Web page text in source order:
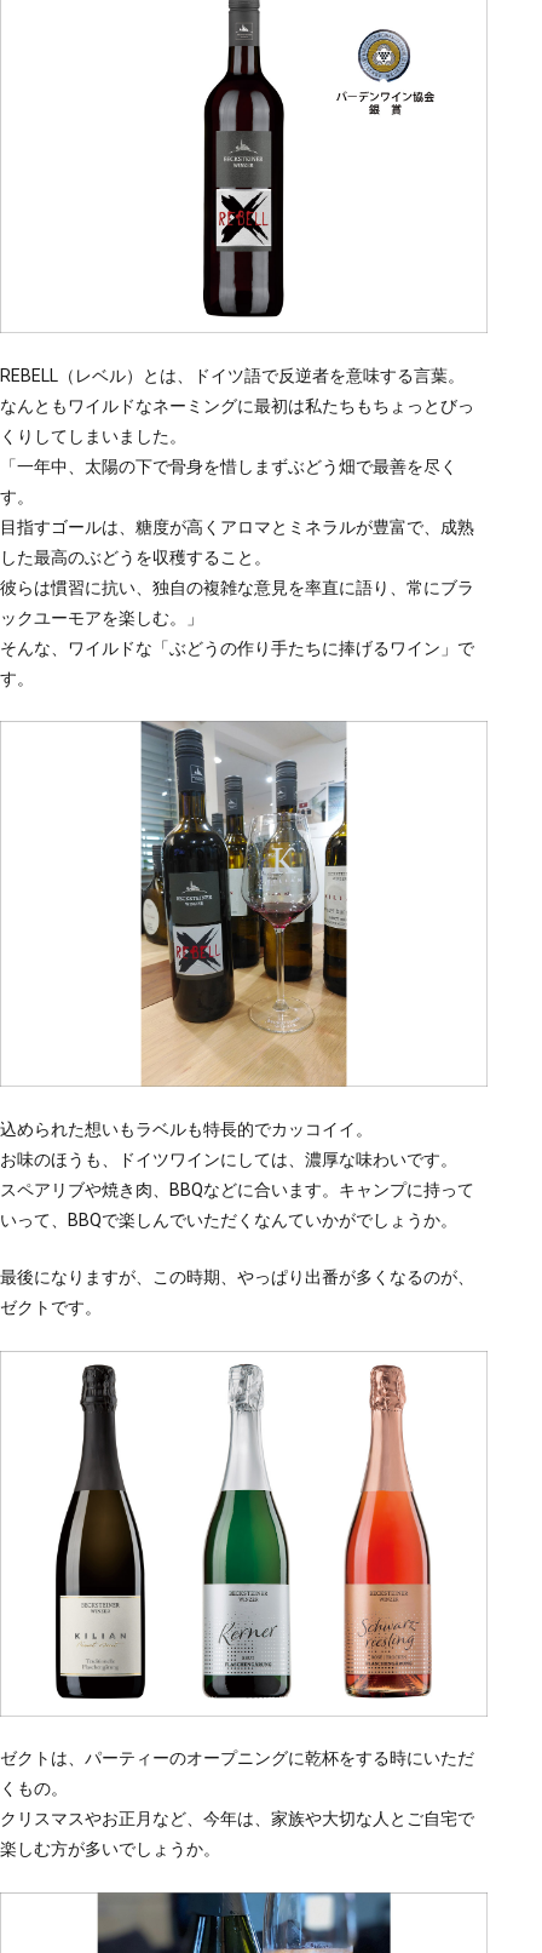
REBELL（レベル）とは、ドイツ語で反逆者を意味する言葉。
なんともワイルドなネーミングに最初は私たちもちょっとびっ
くりしてしまいました。
「一年中、太陽の下で骨身を惜しまずぶどう畑で最善を尽く
す。
目指すゴールは、糖度が高くアロマとミネラルが豊富で、成熟
した最高のぶどうを収穫すること。
彼らは慣習に抗い、独自の複雑な意見を率直に語り、常にブラ
ックユーモアを楽しむ。」
そんな、ワイルドな「ぶどうの作り手たちに捧げるワイン」で
す。
込められた想いもラベルも特長的でカッコイイ。
お味のほうも、ドイツワインにしては、濃厚な味わいです。
スペアリブや焼き肉、BBQなどに合います。キャンプに持って
いって、BBQで楽しんでいただくなんていかがでしょうか。
最後になりますが、この時期、やっぱり出番が多くなるのが、
ゼクトです。
ゼクトは、パーティーのオープニングに乾杯をする時にいただ
くもの。
クリスマスやお正月など、今年は、家族や大切な人とご自宅で
楽しむ方が多いでしょうか。